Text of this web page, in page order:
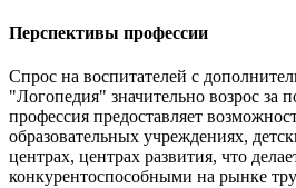
Перспективы профессии
Спрос на воспитателей с
"Логопедия" значительно возрос за
профессия предоставляет
образовательных учреждениях,
центрах, центрах развития, что
конкурентоспособными на рынке